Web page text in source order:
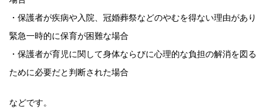
・保護者が疾病や入院、冠婚葬祭などのやむを得ない理由があり
緊急一時的に保育が困難な場合
・保護者が育児に関して身体ならびに心理的な負担の解消を図る
ために必要だと判断された場合
などです。